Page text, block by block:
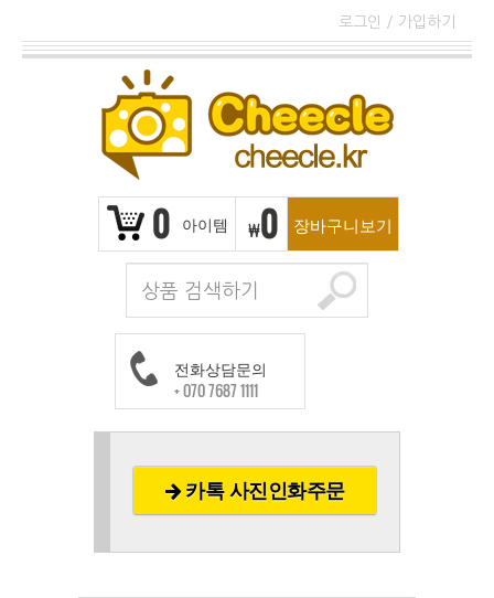
로그인 / 가입하기
0 아이템 ₩0 장바구니보기
전화상담문의
+ 070 7687 1111
카톡 사진인화주문